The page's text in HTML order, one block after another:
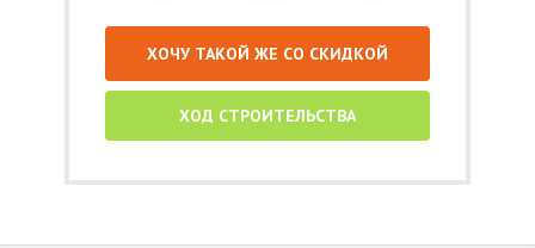
ХОЧУ ТАКОЙ ЖЕ СО СКИДКОЙ
ХОД СТРОИТЕЛЬСТВА